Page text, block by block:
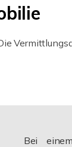
Bei